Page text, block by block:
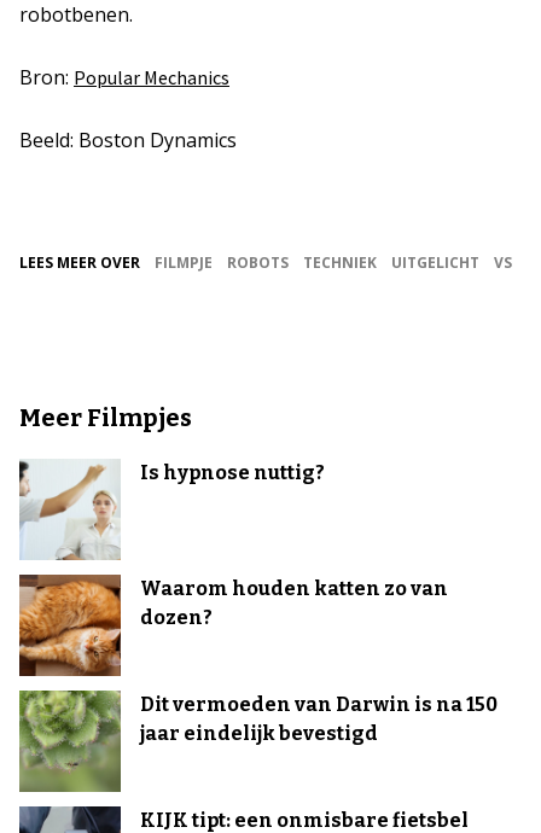
robotbenen.
Bron: Popular Mechanics
Beeld: Boston Dynamics
LEES MEER OVER FILMPJE ROBOTS TECHNIEK UITGELICHT VS
Meer Filmpjes
Is hypnose nuttig?
Waarom houden katten zo van
dozen?
Dit vermoeden van Darwin is na 150
jaar eindelijk bevestigd
KIJK tipt: een onmisbare fietsbel